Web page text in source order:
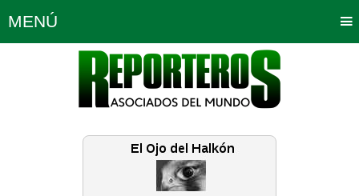
MENÚ
Política Opinión Bogotá
Planeta Tierra Deportes
Educación Neira